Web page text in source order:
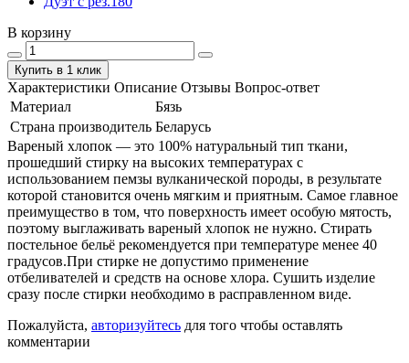
В корзину
Купить в 1 клик
Характеристики Описание Отзывы Вопрос-ответ
Материал
Бязь
Страна производитель Беларусь
Вареный хлопок — это 100% натуральный тип ткани,
прошедший стирку на высоких температурах с
использованием пемзы вулканической породы, в результате
которой становится очень мягким и приятным. Самое главное
преимущество в том, что поверхность имеет особую мятость,
поэтому выглаживать вареный хлопок не нужно. Стирать
постельное бельё рекомендуется при температуре менее 40
градусов.При стирке не допустимо применение
отбеливателей и средств на основе хлора. Сушить изделие
сразу после стирки необходимо в расправленном виде.
Пожалуйста, авторизуйтесь для того чтобы оставлять
комментарии